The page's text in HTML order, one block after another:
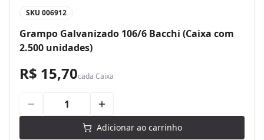
SKU 006912
Grampo Galvanizado 106/6 Bacchi (Caixa com
2.500 unidades)
R$ 15,70cada Caixa
Adicionar ao carrinho